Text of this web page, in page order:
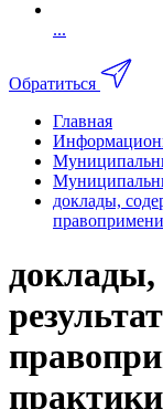
...
Обратиться
Главная
доклады,